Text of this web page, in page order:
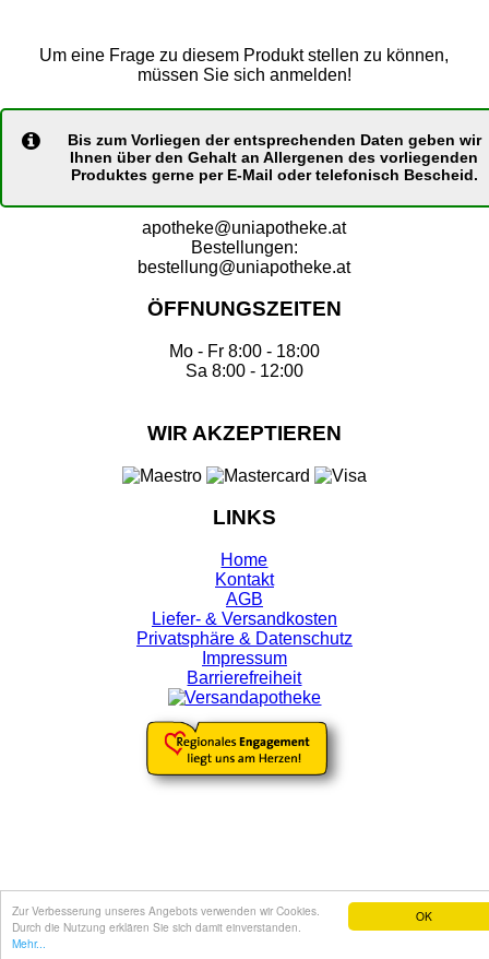
OK
Zur Verbesserung unseres Angebots verwenden wir Cookies.
Durch die Nutzung erklären Sie sich damit einverstanden.
Mehr...
Um eine Frage zu diesem Produkt stellen zu können,
müssen Sie sich anmelden!
Bis zum Vorliegen der entsprechenden Daten geben wir
Ihnen über den Gehalt an Allergenen des vorliegenden
Produktes gerne per E-Mail oder telefonisch Bescheid.
apotheke@uniapotheke.at
Bestellungen:
bestellung@uniapotheke.at
ÖFFNUNGSZEITEN
Mo - Fr 8:00 - 18:00
Sa 8:00 - 12:00
WIR AKZEPTIEREN
LINKS
Home
Kontakt
AGB
Liefer- & Versandkosten
Privatsphäre & Datenschutz
Impressum
Barrierefreiheit